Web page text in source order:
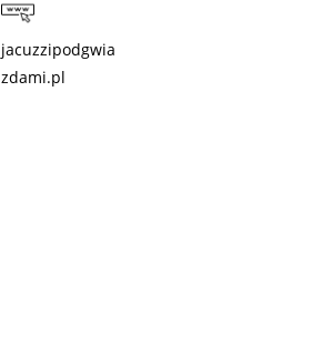
jacuzzipodgwia
zdami.pl